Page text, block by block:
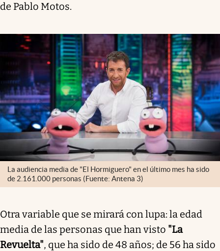
de Pablo Motos.
La audiencia media de "El Hormiguero" en el último mes ha sido
de 2.161.000 personas (Fuente: Antena 3)
Otra variable que se mirará con lupa: la edad
media de las personas que han visto "La
Revuelta", que ha sido de 48 años; de 56 ha sido